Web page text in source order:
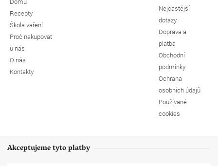
Recepty
Škola vaření
Proč nakupovat
u nás
O nás
Kontakty
Nejčastější
dotazy
Doprava a
platba
Obchodní
podmínky
Ochrana
osobních údajů
Používané
cookies
Akceptujeme tyto platby